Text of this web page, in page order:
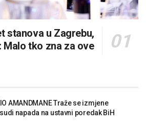
stanova u Zagrebu,
Malo tko zna za ove
AMANDMANE Traže se izmjene
napada na ustavni poredak BiH